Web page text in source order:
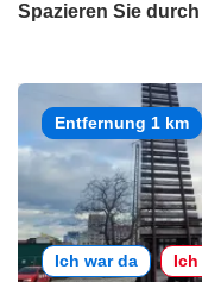
Spazieren Sie
Entfernung 1 km
Ich war da